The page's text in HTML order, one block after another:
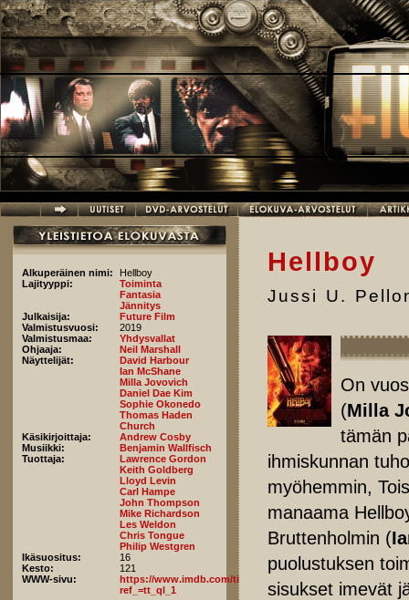
Hyppää pääsisältöön
Alkuperäinen nimi:
Hellboy
Lajityyppi:
Toiminta
Fantasia
Jännitys
Julkaisija:
Future Film
Valmistusvuosi:
2019
Valmistusmaa:
Yhdysvallat
Ohjaaja:
Neil Marshall
Näyttelijät:
David Harbour
Ian McShane
Milla Jovovich
Daniel Dae Kim
Sophie Okonedo
Thomas Haden
Church
Käsikirjoittaja:
Andrew Cosby
Musiikki:
Benjamin Wallfisch
Tuottaja:
Lawrence Gordon
Keith Goldberg
Lloyd Levin
Carl Hampe
John Thompson
Mike Richardson
Les Weldon
Chris Tongue
Philip Westgren
Ikäsuositus:
16
Kesto:
121
WWW-sivu:
https://www.imdb.com/title/tt2274648/fullcredits?
ref_=tt_ql_1
Hellboy
Jussi U.
On
(Milla
tämän
ihmiskunnan
myöhemmin,
manaama
Bruttenholmin (
puolustuksen
sisukset imevät